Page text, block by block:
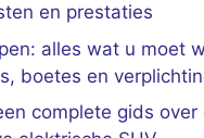
en prestaties
alles wat u moet
boetes en
complete gids over